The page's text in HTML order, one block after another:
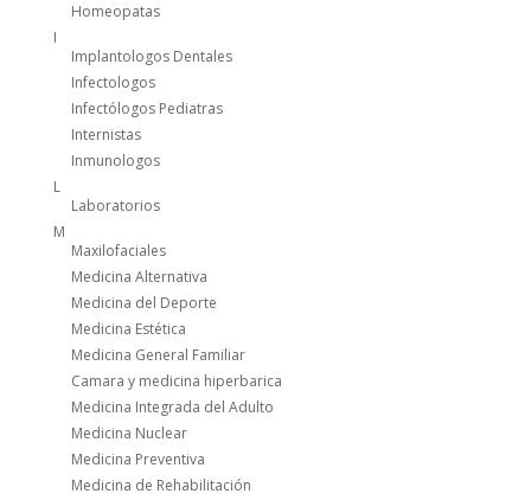
Homeopatas
I
Implantologos Dentales
Infectologos
Infectólogos Pediatras
Internistas
Inmunologos
L
Laboratorios
M
Maxilofaciales
Medicina Alternativa
Medicina del Deporte
Medicina Estética
Medicina General Familiar
Camara y medicina hiperbarica
Medicina Integrada del Adulto
Medicina Nuclear
Medicina Preventiva
Medicina de Rehabilitación